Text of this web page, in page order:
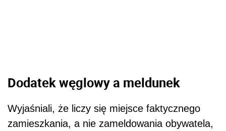
Dodatek węglowy a meldunek
Wyjaśniali, że liczy się miejsce faktycznego
zamieszkania, a nie zameldowania obywatela,